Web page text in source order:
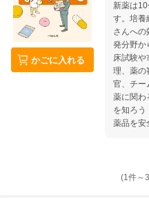
等専門
沼津工
章 高等
できる高
順天堂
斉藤 夏
とつき
動すると
い 3章
生理の
なって
学 卒業
宮本 栞
ん・粟谷
衣里 さ
かごに入れる
新薬は
す。培養
さんへの
発分野か
床試験や
理、薬の
官、チー
薬に関わ
を知ろう
薬品を安
ル！ 1
(1件～3